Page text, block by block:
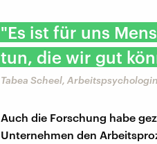
"Es ist für uns
tun, die wir gut
Tabea Scheel, Arbeitspsychologin
Auch die Forschung habe
Unternehmen den